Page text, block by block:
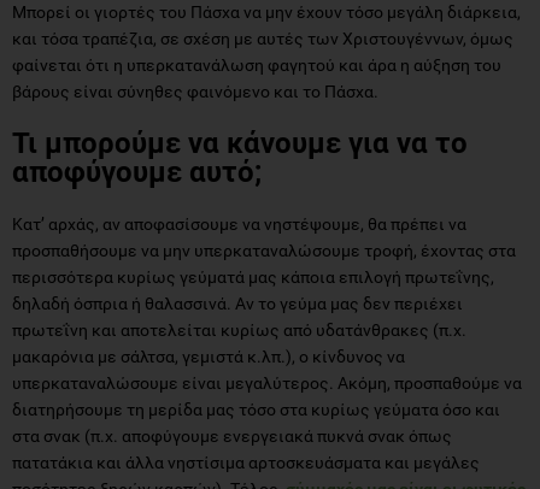
Μπορεί οι γιορτές του Πάσχα να μην έχουν τόσο μεγάλη διάρκεια,
και τόσα τραπέζια, σε σχέση με αυτές των Χριστουγέννων, όμως
φαίνεται ότι η υπερκατανάλωση φαγητού και άρα η αύξηση του
βάρους είναι σύνηθες φαινόμενο και το Πάσχα.
Τι μπορούμε να κάνουμε για να το
αποφύγουμε αυτό;
Κατ’ αρχάς, αν αποφασίσουμε να νηστέψουμε, θα πρέπει να
προσπαθήσουμε να μην υπερκαταναλώσουμε τροφή, έχοντας στα
περισσότερα κυρίως γεύματά μας κάποια επιλογή πρωτεΐνης,
δηλαδή όσπρια ή θαλασσινά. Αν το γεύμα μας δεν περιέχει
πρωτεΐνη και αποτελείται κυρίως από υδατάνθρακες (π.χ.
μακαρόνια με σάλτσα, γεμιστά κ.λπ.), ο κίνδυνος να
υπερκαταναλώσουμε είναι μεγαλύτερος. Ακόμη, προσπαθούμε να
διατηρήσουμε τη μερίδα μας τόσο στα κυρίως γεύματα όσο και
στα σνακ (π.χ. αποφύγουμε ενεργειακά πυκνά σνακ όπως
πατατάκια και άλλα νηστίσιμα αρτοσκευάσματα και μεγάλες